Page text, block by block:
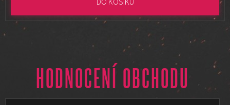
HODNOCENÍ OBCHODU